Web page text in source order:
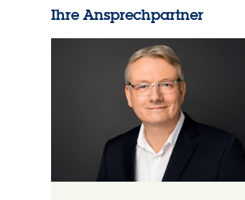
Ihre Ansprechpartner